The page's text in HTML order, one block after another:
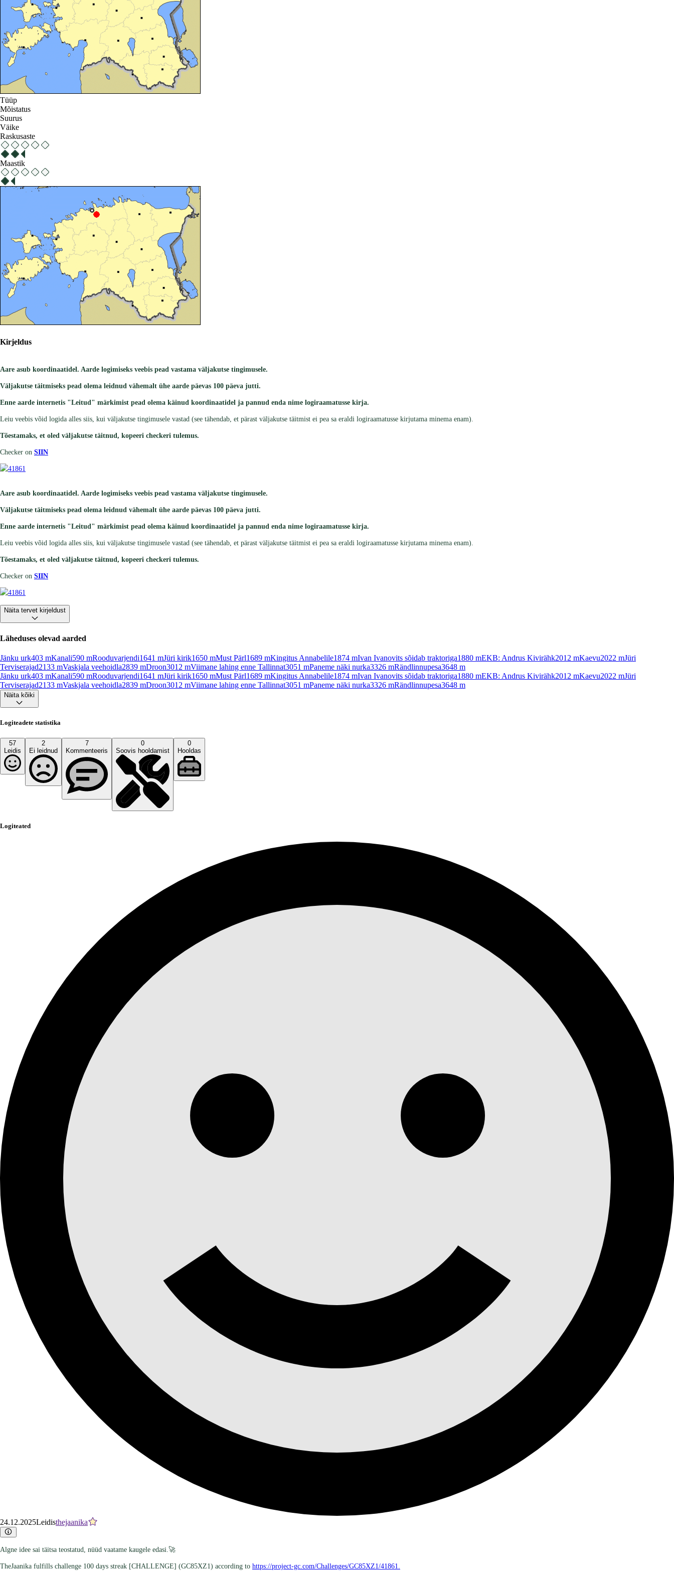
Tüüp
Mõistatus
Suurus
Väike
Raskusaste
Maastik
Kirjeldus
Aare asub koordinaatidel. Aarde logimiseks veebis pead vastama väljakutse tingimusele.
Väljakutse täitmiseks pead olema leidnud vähemalt ühe aarde päevas 100 päeva jutti.
Enne aarde internetis "Leitud" märkimist pead olema käinud koordinaatidel ja pannud enda nime logiraamatusse kirja.
Leiu veebis võid logida alles siis, kui väljakutse tingimusele vastad (see tähendab, et pärast väljakutse täitmist ei pea sa eraldi logiraamatusse kirjutama minema enam).
Tõestamaks, et oled väljakutse täitnud, kopeeri checkeri tulemus.
Checker on SIIN
Aare asub koordinaatidel. Aarde logimiseks veebis pead vastama väljakutse tingimusele.
Väljakutse täitmiseks pead olema leidnud vähemalt ühe aarde päevas 100 päeva jutti.
Enne aarde internetis "Leitud" märkimist pead olema käinud koordinaatidel ja pannud enda nime logiraamatusse kirja.
Leiu veebis võid logida alles siis, kui väljakutse tingimusele vastad (see tähendab, et pärast väljakutse täitmist ei pea sa eraldi logiraamatusse kirjutama minema enam).
Tõestamaks, et oled väljakutse täitnud, kopeeri checkeri tulemus.
Checker on SIIN
Näita tervet kirjeldust
Läheduses olevad aarded
Jänku urk403 mKanali590 mRooduvarjendi1641 mJüri kirik1650 mMust Pärl1689 mKingitus Annabelile1874 mIvan Ivanovits sõidab traktoriga1880 mEKB: Andrus Kivirähk2012 mKaevu2022 mJüri
Terviserajad2133 mVaskjala veehoidla2839 mDroon3012 mViimane lahing enne Tallinnat3051 mPaneme näki nurka3326 mRändlinnupesa3648 m
Jänku urk403 mKanali590 mRooduvarjendi1641 mJüri kirik1650 mMust Pärl1689 mKingitus Annabelile1874 mIvan Ivanovits sõidab traktoriga1880 mEKB: Andrus Kivirähk2012 mKaevu2022 mJüri
Terviserajad2133 mVaskjala veehoidla2839 mDroon3012 mViimane lahing enne Tallinnat3051 mPaneme näki nurka3326 mRändlinnupesa3648 m
Näita kõiki
Logiteadete statistika
57
Leidis
2
Ei leidnud
7
Kommenteeris
0
Soovis hooldamist
0
Hooldas
Logiteated
24.12.2025Leidisthejaanika
Algne idee sai täitsa teostatud, nüüd vaatame kaugele edasi.🚀
TheJaanika fulfills challenge 100 days streak [CHALLENGE] (GC85XZ1) according to https://project-gc.com/Challenges/GC85XZ1/41861.